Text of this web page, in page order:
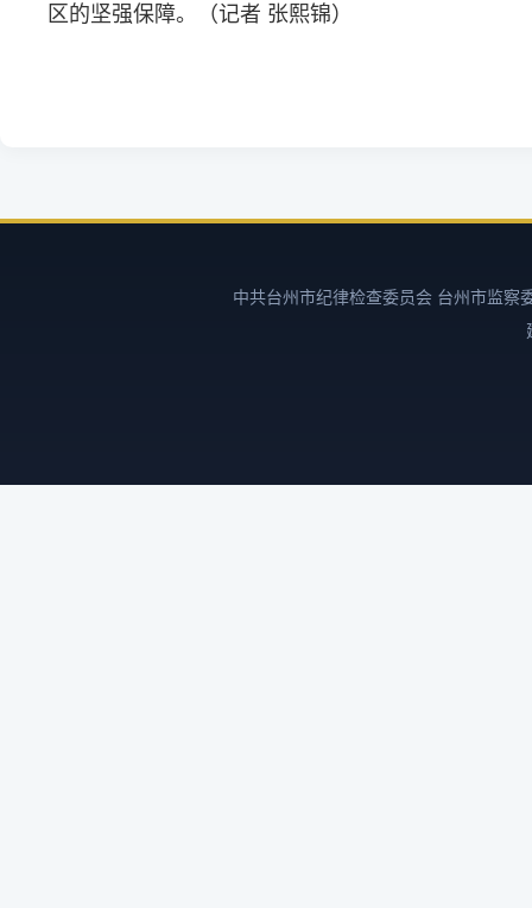
区的坚强保障。
（记者 张熙锦）
中共台州市纪律检查委员会 台州市监察